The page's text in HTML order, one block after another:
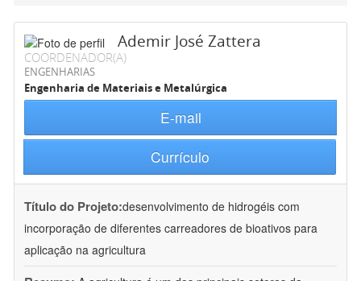
Ademir José Zattera
COORDENADOR(A)
ENGENHARIAS
Engenharia de Materiais e Metalúrgica
E-mail
Currículo
Título do Projeto:desenvolvimento de hidrogéis com
incorporação de diferentes carreadores de bioativos para
aplicação na agricultura